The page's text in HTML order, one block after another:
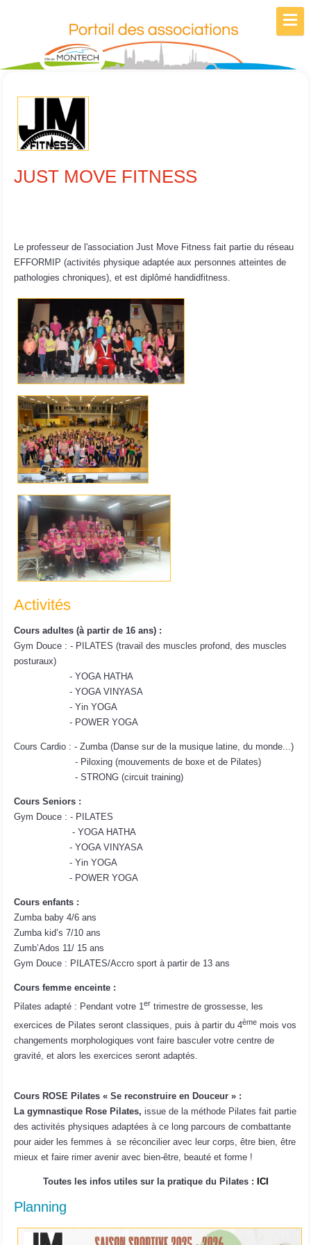
JUST MOVE FITNESS
Le professeur de l'association Just Move Fitness fait partie du réseau
EFFORMIP (activités physique adaptée aux personnes atteintes de
pathologies chroniques), et est diplômé handidfitness.
Activités
Cours adultes (à partir de 16 ans) :
Gym Douce : - PILATES (travail des muscles profond, des muscles
posturaux)
- YOGA HATHA
- YOGA VINYASA
- Yin YOGA
- POWER YOGA
Cours Cardio : - Zumba (Danse sur de la musique latine, du monde...)
- Piloxing (mouvements de boxe et de Pilates)
- STRONG (circuit training)
Cours Seniors :
Gym Douce : - PILATES
- YOGA HATHA
- YOGA VINYASA
- Yin YOGA
- POWER YOGA
Cours enfants :
Zumba baby 4/6 ans
Zumba kid’s 7/10 ans
Zumb’Ados 11/ 15 ans
Gym Douce : PILATES/Accro sport à partir de 13 ans
Cours femme enceinte :
Pilates adapté : Pendant votre 1er trimestre de grossesse, les
exercices de Pilates seront classiques, puis à partir du 4ème mois vos
changements morphologiques vont faire basculer votre centre de
gravité, et alors les exercices seront adaptés.
Cours ROSE Pilates « Se reconstruire en Douceur » :
La gymnastique Rose Pilates, issue de la méthode Pilates fait partie
des activités physiques adaptées à ce long parcours de combattante
pour aider les femmes à se réconcilier avec leur corps, être bien, être
mieux et faire rimer avenir avec bien-être, beauté et forme !
Toutes les infos utiles sur la pratique du Pilates : ICI
Planning